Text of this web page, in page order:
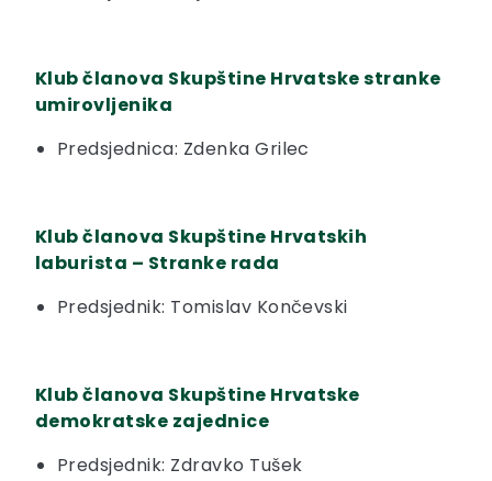
Klub članova Skupštine Hrvatske stranke
umirovljenika
Predsjednica: Zdenka Grilec
Klub članova Skupštine Hrvatskih
laburista – Stranke rada
Predsjednik: Tomislav Končevski
Klub članova Skupštine Hrvatske
demokratske zajednice
Predsjednik: Zdravko Tušek